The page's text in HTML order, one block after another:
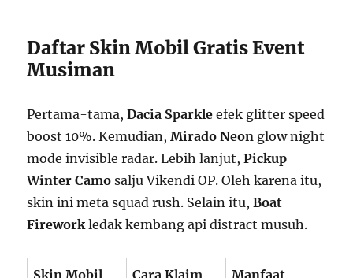
Daftar Skin Mobil Gratis Event
Musiman
Pertama-tama,Dacia Sparkle efek glitter speed
boost 10%. Kemudian,Mirado Neon glow night
mode invisible radar. Lebih lanjut,Pickup
Winter Camo salju Vikendi OP. Oleh karena itu,
skin ini meta squad rush. Selain itu,Boat
Firework ledak kembang api distract musuh.
Skin Mobil Cara Klaim Manfaat